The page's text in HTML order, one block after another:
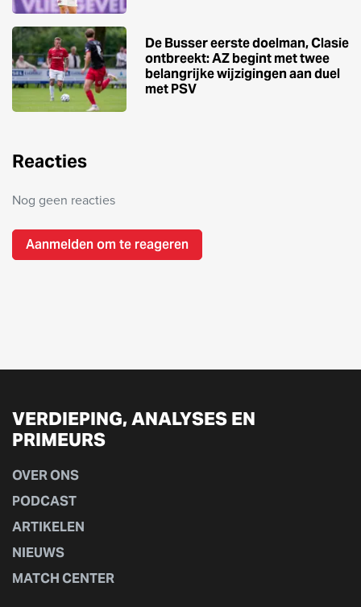
De Busser eerste doelman, Clasie
ontbreekt: AZ begint met twee
belangrijke wijzigingen aan duel
met PSV
Reacties
Nog geen reacties
Aanmelden om te reageren
VERDIEPING, ANALYSES EN
PRIMEURS
OVER ONS
PODCAST
ARTIKELEN
NIEUWS
MATCH CENTER